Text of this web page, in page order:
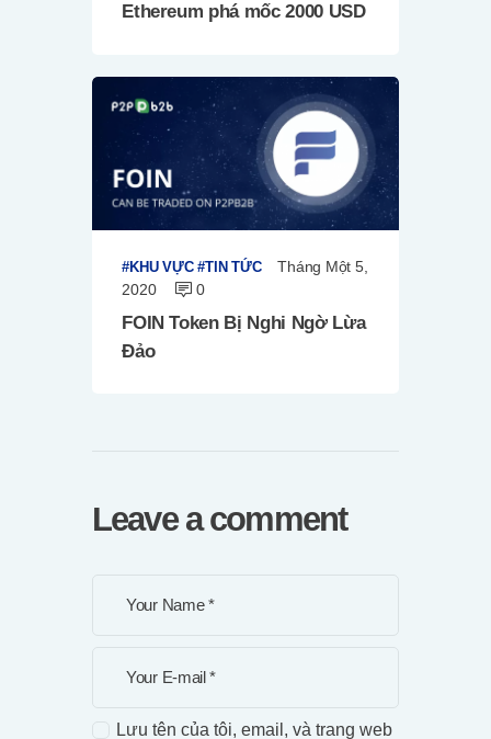
Ethereum phá mốc 2000 USD
KHU VỰC TIN TỨC
Tháng Một 5,
2020
0
FOIN Token Bị Nghi Ngờ Lừa
Đảo
Leave a comment
Lưu tên của tôi, email, và trang web